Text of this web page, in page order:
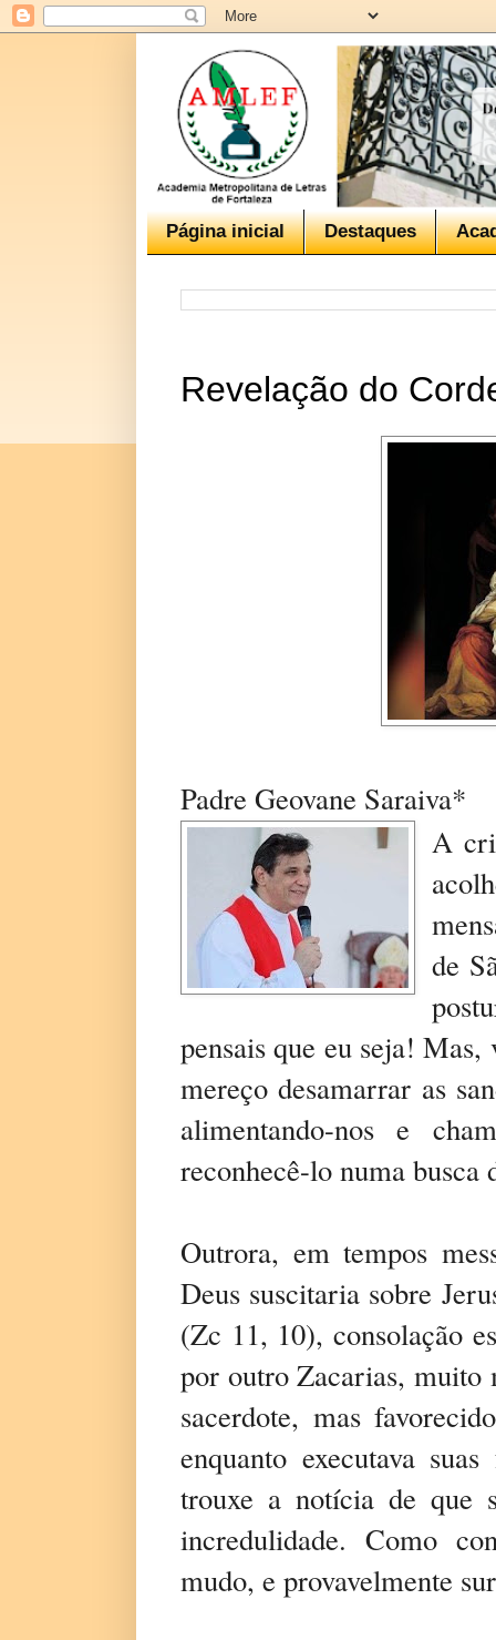
Página inicial Destaques
Revelação do
Padre Geovane Saraiva*
A
de
pensais que eu seja!
mereço desamarrar as
alimentando-nos e
reconhecê-lo numa busca
Outrora, em tempos
Deus suscitaria sobre
(Zc 11, 10), consolação
por outro Zacarias, muito
sacerdote, mas
enquanto executava
trouxe a notícia de que
incredulidade. Como
mudo, e provavelmente